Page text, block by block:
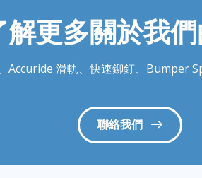
解更多關於我
Accuride 滑軌、快速鉚釘、Bumper
聯絡我們